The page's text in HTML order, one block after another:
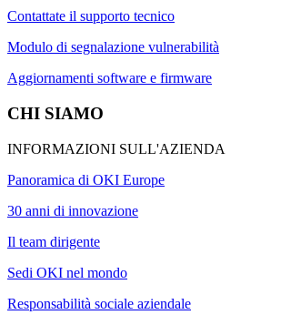
Contattate il supporto tecnico
Modulo di segnalazione vulnerabilità
Aggiornamenti software e firmware
CHI SIAMO
INFORMAZIONI SULL'AZIENDA
Panoramica di OKI Europe
30 anni di innovazione
Il team dirigente
Sedi OKI nel mondo
Responsabilità sociale aziendale